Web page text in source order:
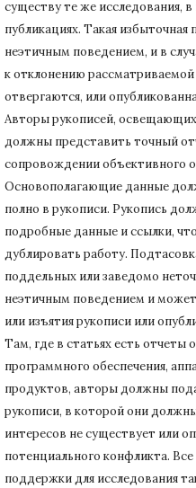
существу те же исследования,
публикациях. Такая избыточная
неэтичным поведением, и в
к отклонению
отвергаются, или
Авторы рукописей,
должны представить точный
сопровождении объективного
Основополагающие данные
полно в рукописи. Рукопись
подробные данные и ссылки,
дублировать работу.
поддельных или заведомо
неэтичным поведением и
или изъятия рукописи или
Там, где в статьях есть отчеты
программного обеспечения,
продуктов, авторы должны
рукописи, в которой они
интересов не существует или
потенциального конфликта.
поддержки для исследования